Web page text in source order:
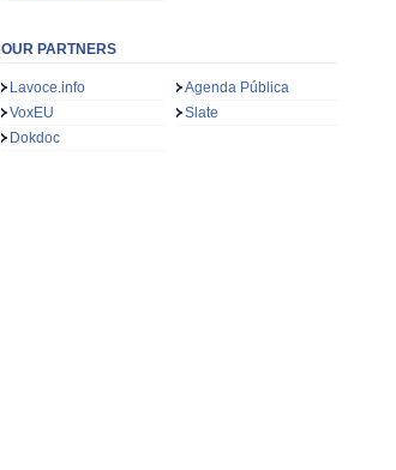
OUR PARTNERS
Lavoce.info
Agenda Pública
VoxEU
Slate
Dokdoc